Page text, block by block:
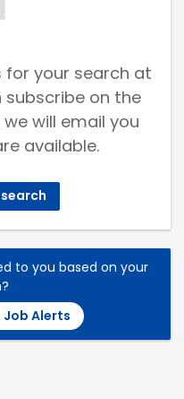
for your search at
on the
will email you
available.
to you based on your
Alerts